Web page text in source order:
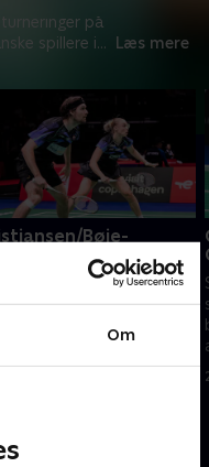
Om
på
spillere i... Læs mere
Bøje-
Delrue,
China Open
Open, en af årets helt
med masser
spillere i aktion.